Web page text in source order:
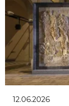
12.06.2026